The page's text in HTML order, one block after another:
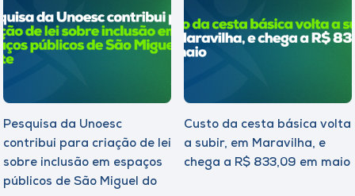
Pesquisa da Unoesc
contribui para criação de lei
sobre inclusão em espaços
públicos de São Miguel do
Custo da cesta básica volta
a subir, em Maravilha, e
chega a R$ 833,09 em maio